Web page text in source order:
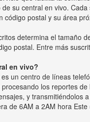
su central en vivo.
código postal y su área
determina el tamaño
postal. Entre más
en vivo?
un centro de líneas
los reportes de
y transmitiéndolos
de 6AM a 2AM hora Este